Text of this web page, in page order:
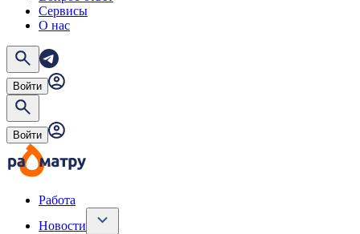
Сервисы
О нас
Войти
Войти
Работа
Новости